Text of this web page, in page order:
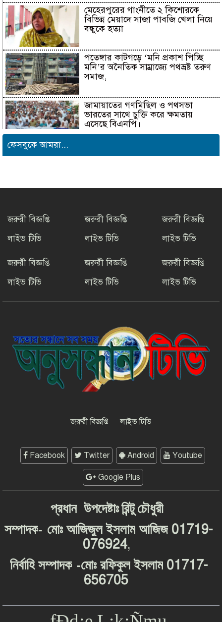
মেহেরপুরের গাংনীতে ২ কিশোরকে
বিভিন্ন মেয়াদে সাজা পাবজি খেলা নিয়ে
বন্ধুকে হত্যা
পতেঙ্গার কাটগড়ে ‘মনি প্রকাশ পিচ্ছি
মনি’র অনৈতিক সাম্রাজ্যে পথভ্রষ্ট তরুণ
সমাজ,
জামায়াতের গণমিছিল ও পথসভা
ভারতের সাথে চুক্তি করে ক্ষমতায়
এসেছে বিএনপি।
ফাউন্ডেশনের উদ্যোগে রাউজানে
বৃক্ষরোপণ কর্মসূচি
আমন মৌসুমের কৃষি উপকরণ বিতরণ।
মাদকের বিরুদ্ধে সমন্বিত জাতীয়
উদ্যোগের ডাক ইনফো বাংলার
কুষ্টিয়ায় শিল্পপতি আলাউদ্দিন
ফেসবুকে আমরা...
জরুরী বিজ্ঞপ্তি
লাইভ টিভি
জরুরী বিজ্ঞপ্তি
লাইভ টিভি
জরুরী বিজ্ঞপ্তি
লাইভ টিভি
জরুরী বিজ্ঞপ্তি
লাইভ টিভি
জরুরী বিজ্ঞপ্তি
লাইভ টিভি
জরুরী বিজ্ঞপ্তি
লাইভ টিভি
জরুরী বিজ্ঞপ্তি লাইভ টিভি
Facebook Twitter Android Youtube
Google Plus
প্রধান উপদেষ্টাঃরিন্টু চৌধুরী
সম্পাদক- মোঃ আজিজুল ইসলাম আজিজ 01719-
076924,
নির্বাহি সম্পাদক-মোঃ রফিকুল ইসলাম 01717-
656705